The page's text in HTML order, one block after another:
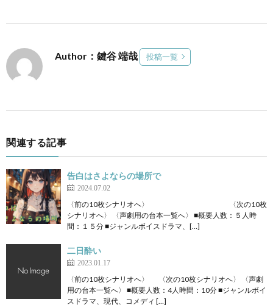
Author：鍵谷 端哉 投稿一覧
関連する記事
告白はさよならの場所で
2024.07.02
〈前の10枚シナリオへ〉 〈次の10枚
シナリオへ〉 〈声劇用の台本一覧へ〉 ■概要人数：５人時
間：１５分 ■ジャンルボイスドラマ、[…]
二日酔い
2023.01.17
〈前の10枚シナリオへ〉 〈次の10枚シナリオへ〉 〈声劇
用の台本一覧へ〉 ■概要人数：4人時間：10分 ■ジャンルボイ
スドラマ、現代、コメディ […]